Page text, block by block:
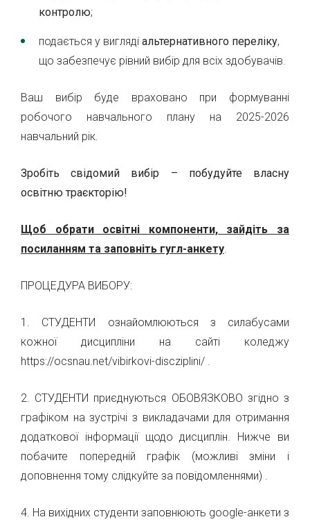
контролю;
подається у вигляді альтернативного переліку,
що забезпечує рівний вибір для всіх здобувачів.
Ваш вибір буде враховано при формуванні
робочого навчального плану на 2025-2026
навчальний рік.
Зробіть свідомий вибір – побудуйте власну
освітню траєкторію!
Щоб обрати освітні компоненти, зайдіть за
посиланням та заповніть гугл-анкету.
ПРОЦЕДУРА ВИБОРУ:
1. СТУДЕНТИ ознайомлюються з силабусами
кожної дисципліни на сайті коледжу
https://ocsnau.net/vibirkovi-discziplini/ .
2. СТУДЕНТИ приєднуються ОБОВЯЗКОВО згідно з
графіком на зустрічі з викладачами для отримання
додаткової інформації щодо дисциплін. Нижче ви
побачите попередній графік (можливі зміни і
доповнення тому слідкуйте за повідомленнями) .
4. На вихідних студенти заповнюють google-анкети з